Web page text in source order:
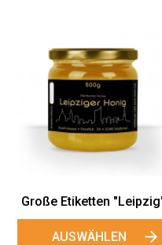
Kleine Etiketten
AUSWÄHLEN